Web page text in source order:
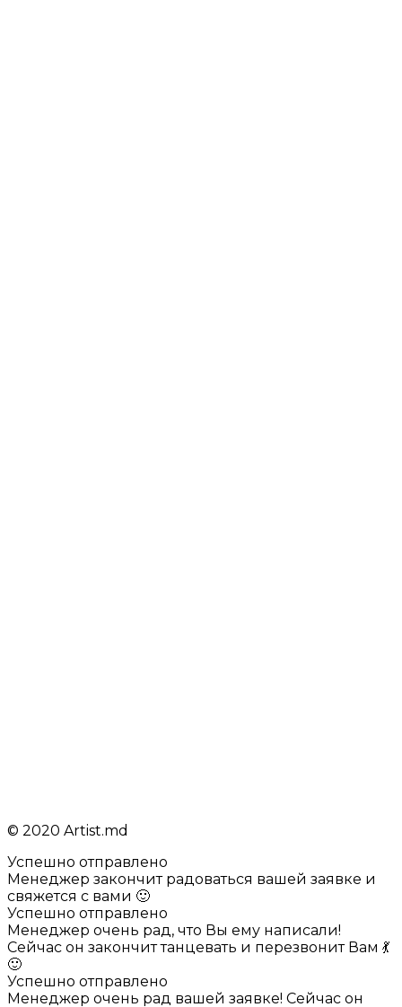
© 2020 Artist.md
Успешно отправлено
Менеджер закончит радоваться вашей заявке и
свяжется с вами 🙂
Успешно отправлено
Менеджер очень рад, что Вы ему написали!
Сейчас он закончит танцевать и перезвонит Вам 💃
🙂
Успешно отправлено
Менеджер очень рад вашей заявке! Сейчас он